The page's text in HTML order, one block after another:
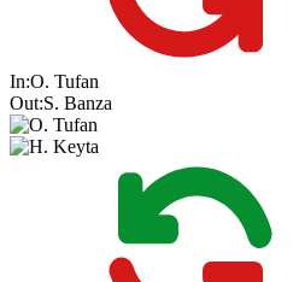
In:O. Tufan
Out:S. Banza